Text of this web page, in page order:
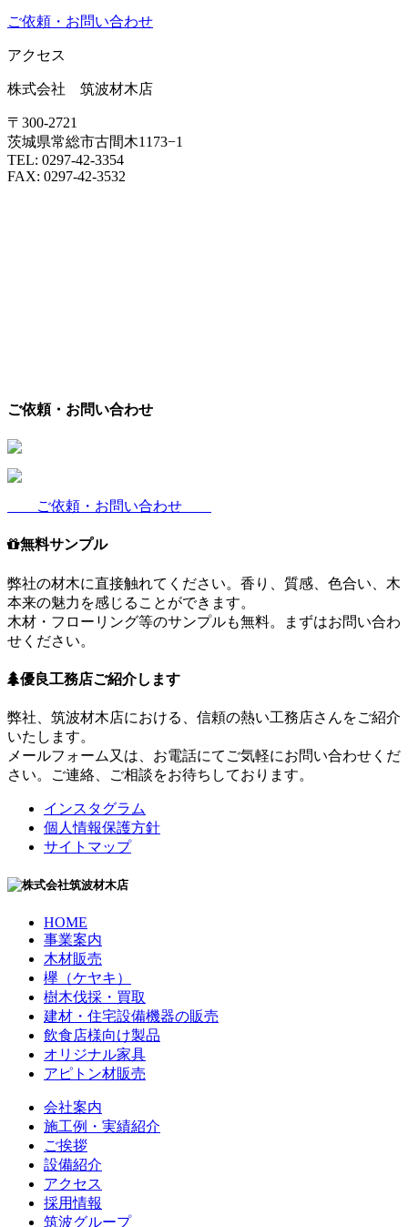
ご依頼・お問い合わせ
アクセス
株式会社 筑波材木店
〒300-2721
茨城県常総市古間木1173−1
TEL: 0297-42-3354
FAX: 0297-42-3532
ご依頼・お問い合わせ
ご依頼・お問い合わせ
無料サンプル
弊社の材木に直接触れてください。香り、質感、色合い、木
本来の魅力を感じることができます。
木材・フローリング等のサンプルも無料。まずはお問い合わ
せください。
優良工務店ご紹介します
弊社、筑波材木店における、信頼の熱い工務店さんをご紹介
いたします。
メールフォーム又は、お電話にてご気軽にお問い合わせくだ
さい。ご連絡、ご相談をお待ちしております。
インスタグラム
個人情報保護方針
サイトマップ
HOME
事業案内
木材販売
欅（ケヤキ）
樹木伐採・買取
建材・住宅設備機器の販売
飲食店様向け製品
オリジナル家具
アピトン材販売
会社案内
施工例・実績紹介
ご挨拶
設備紹介
アクセス
採用情報
筑波グループ